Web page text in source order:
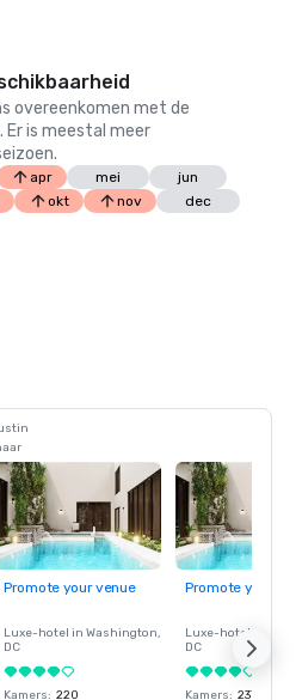
overeenkomen met de
Er is meestal meer
apr mei
jun
okt nov dec
Promote your venue
Luxe-hotel in Washington,
DC
Kamers: 220
Promote your
Luxe-hotel in
DC
Kamers: 237